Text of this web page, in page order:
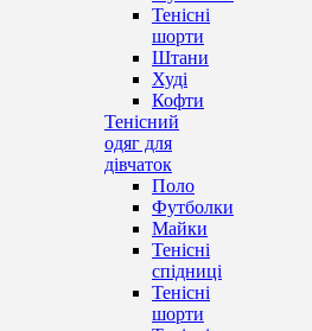
Тенісні
шорти
Штани
Худі
Кофти
Тенісний
одяг для
дівчаток
Поло
Футболки
Майки
Тенісні
спідниці
Тенісні
шорти